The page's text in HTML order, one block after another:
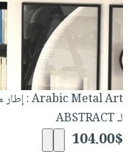
Arabic Metal Art : إطار معدني بالعربي زينة للجدار
لـ ABSTRACT
104.00$